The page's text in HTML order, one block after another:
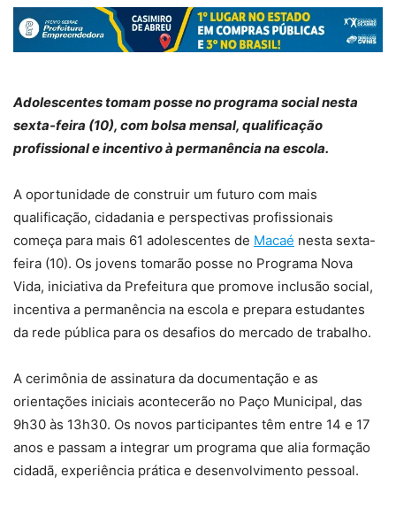
Adolescentes tomam posse no programa social nesta
sexta-feira (10), com bolsa mensal, qualificação
profissional e incentivo à permanência na escola.
A oportunidade de construir um futuro com mais
qualificação, cidadania e perspectivas profissionais
começa para mais 61 adolescentes de Macaé nesta sexta-
feira (10). Os jovens tomarão posse no Programa Nova
Vida, iniciativa da Prefeitura que promove inclusão social,
incentiva a permanência na escola e prepara estudantes
da rede pública para os desafios do mercado de trabalho.
A cerimônia de assinatura da documentação e as
orientações iniciais acontecerão no Paço Municipal, das
9h30 às 13h30. Os novos participantes têm entre 14 e 17
anos e passam a integrar um programa que alia formação
cidadã, experiência prática e desenvolvimento pessoal.